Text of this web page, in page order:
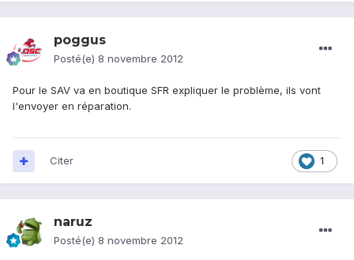
poggus
Posté(e) 8 novembre 2012
Pour le SAV va en boutique SFR expliquer le problème, ils vont
l'envoyer en réparation.
1
Citer
naruz
Posté(e) 8 novembre 2012